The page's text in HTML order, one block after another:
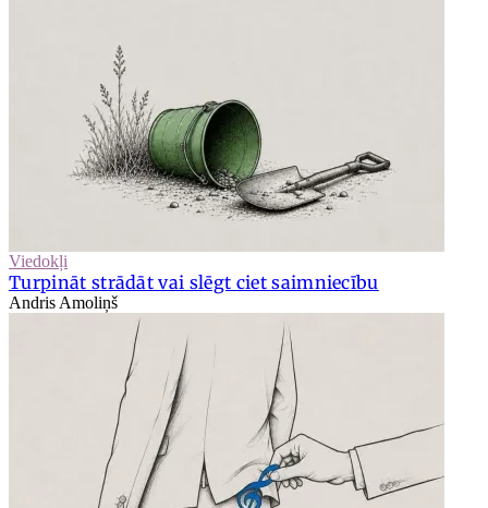
Viedokļi
Turpināt strādāt vai slēgt ciet saimniecību
Andris Amoliņš